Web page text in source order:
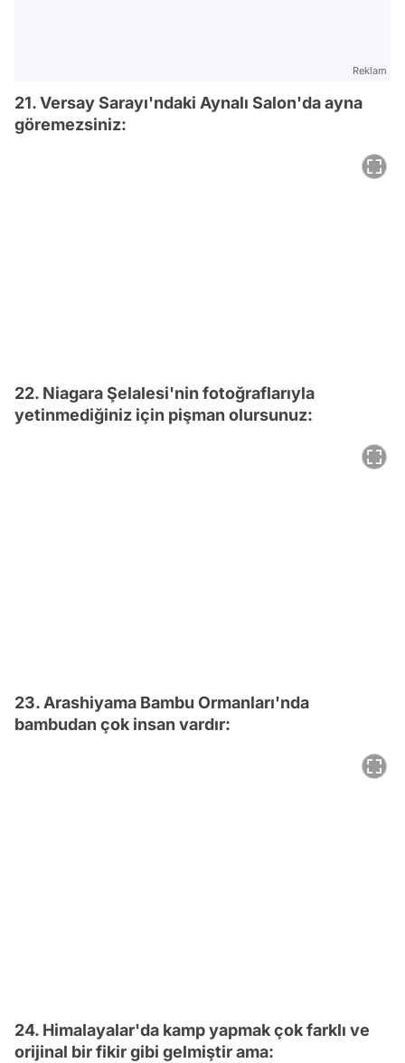
Reklam
21. Versay Sarayı'ndaki Aynalı Salon'da ayna
göremezsiniz:
22. Niagara Şelalesi'nin fotoğraflarıyla
yetinmediğiniz için pişman olursunuz:
23. Arashiyama Bambu Ormanları'nda
bambudan çok insan vardır:
24. Himalayalar'da kamp yapmak çok farklı ve
orijinal bir fikir gibi gelmiştir ama: